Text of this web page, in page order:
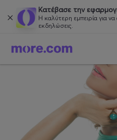
Κατέβασε την
Η καλύτερη εμπειρία για να
εκδηλώσεις.